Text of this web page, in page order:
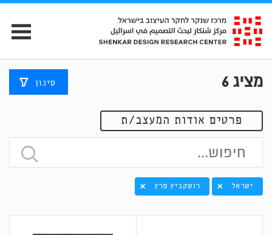
מציג6 סינון
פרטים אודות המעצב/ת
ישראל רושקביץ פרץ